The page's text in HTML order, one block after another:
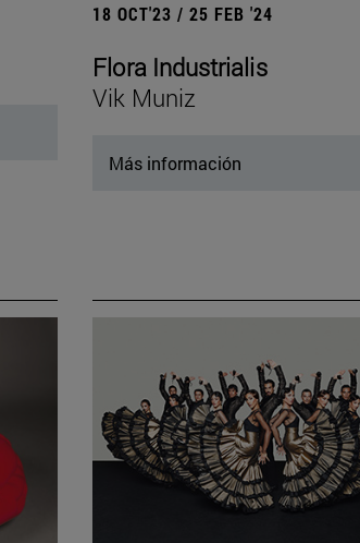
18 OCT'23 / 25 FEB '24
Flora Industrialis
Vik Muniz
Más información